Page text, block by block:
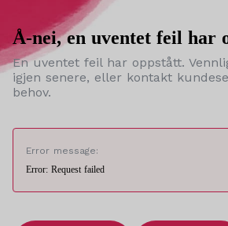
Å-nei, en uventet feil har
En uventet feil har oppstått.
igjen senere, eller kontakt
behov.
Error message:
Error: Request failed